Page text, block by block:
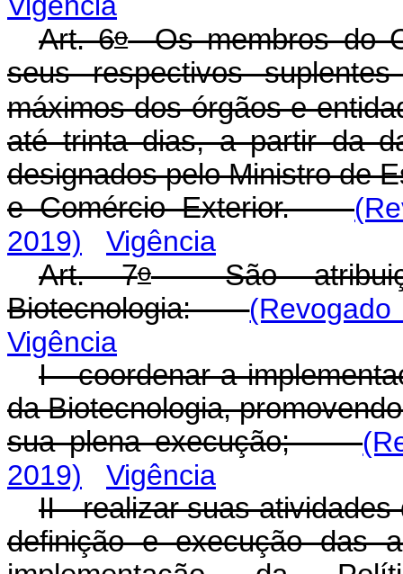
Art. 6oOs membros do
seus respectivos
máximos dos órgãos e
até trinta dias, a partir da
designados pelo Ministro de
e Comércio Exterior.
2019)
Vigência
Art. 7oSão
Biotecnologia:
Vigência
I - coordenar a
da Biotecnologia,
sua plena execução;
2019)
Vigência
II - realizar suas
definição e execução das